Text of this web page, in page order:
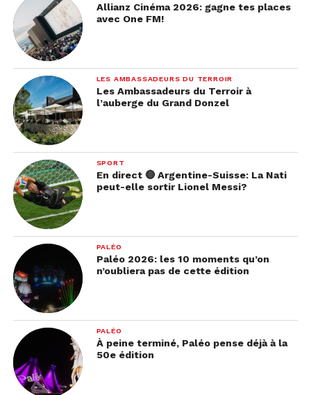
Allianz Cinéma 2026: gagne tes places
avec One FM!
LES AMBASSADEURS DU TERROIR
Les Ambassadeurs du Terroir à
l’auberge du Grand Donzel
SPORT
En direct 🔴 Argentine-Suisse: La Nati
peut-elle sortir Lionel Messi?
PALÉO
Paléo 2026: les 10 moments qu’on
n’oubliera pas de cette édition
PALÉO
À peine terminé, Paléo pense déjà à la
50e édition